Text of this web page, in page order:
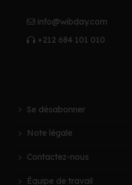
info@wibday.com
+212 684 101 010
Se désabonner
Note légale
Contactez-nous
Équipe de travail